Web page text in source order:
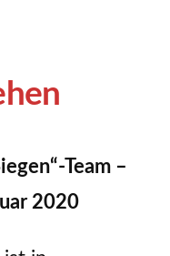
Team –
2020